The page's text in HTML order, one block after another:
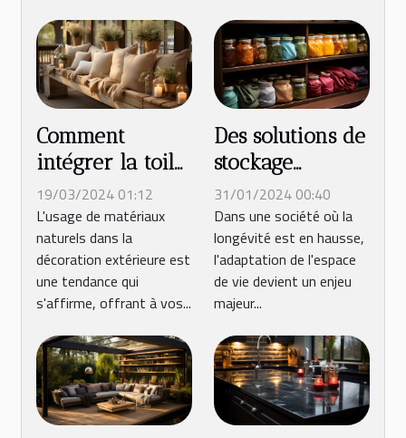
Comment
intégrer la toile
de jute dans
l'aménagement
de votre
terrasse
extérieure
19/03/2024 01:12
L'usage de matériaux
naturels dans la
décoration extérieure est
une tendance qui
s'affirme, offrant à vos...
Des solutions de
stockage
pratiques pour
les seniors afin
de réduire le
désordre
31/01/2024 00:40
Dans une société où la
longévité est en hausse,
l'adaptation de l'espace
de vie devient un enjeu
majeur...